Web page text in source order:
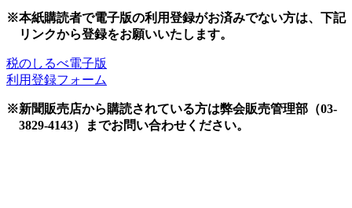
※本紙購読者で電子版の利用登録がお済みでない方は、下記
リンクから登録をお願いいたします。
税のしるべ電子版
利用登録フォーム
※新聞販売店から購読されている方は弊会販売管理部（03-
3829-4143）までお問い合わせください。